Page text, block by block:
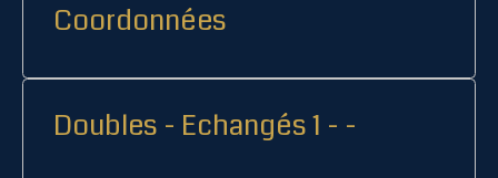
Coordonnées
Doubles - Echangés 1 - -